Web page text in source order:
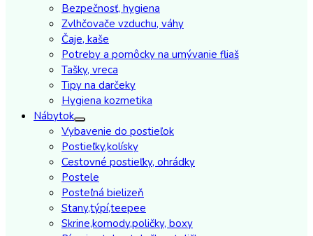
Bezpečnosť, hygiena
Zvlhčovače vzduchu, váhy
Čaje, kaše
Potreby a pomôcky na umývanie fliaš
Tašky, vreca
Tipy na darčeky
Hygiena kozmetika
Nábytok
Vybavenie do postieľok
Postieľky,kolísky
Cestovné postieľky, ohrádky
Postele
Posteľná bielizeň
Stany,týpí,teepee
Skrine,komody,poličky, boxy